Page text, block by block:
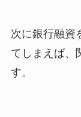
次に銀行融資
てしまえば、
す。